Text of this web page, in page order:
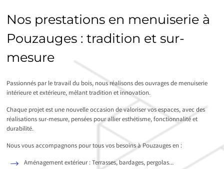
Nos prestations en menuiserie à
Pouzauges : tradition et sur-
mesure
Passionnés par le travail du bois, nous réalisons des ouvrages de menuiserie
intérieure et extérieure, mêlant tradition et innovation.
Chaque projet est une nouvelle occasion de valoriser vos espaces, avec des
réalisations sur-mesure, pensées pour allier esthétisme, fonctionnalité et
durabilité.
Nous vous accompagnons pour tous vos besoins à Pouzauges en :
Aménagement extérieur : Terrasses, bardages, pergolas…